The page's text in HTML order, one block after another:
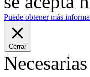
Puede obtener más
Cerrar
Necesarias